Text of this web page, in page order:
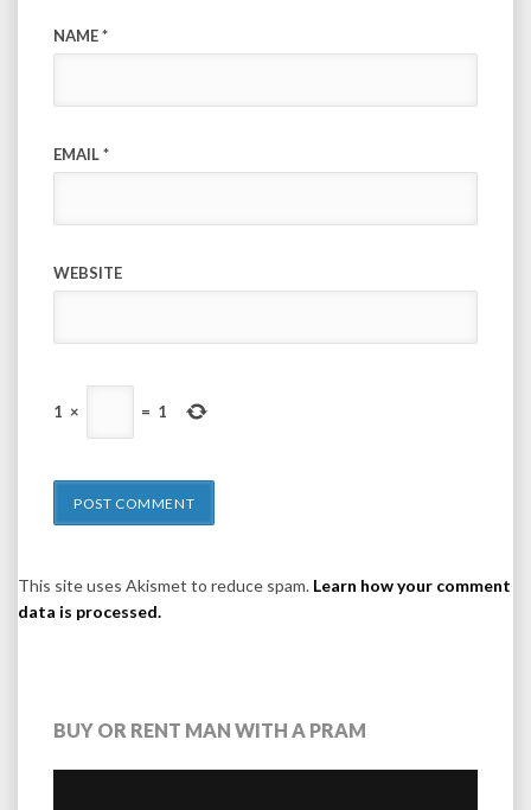
NAME*
EMAIL*
WEBSITE
1 × = 1
This site uses Akismet to reduce spam. Learn how your comment
data is processed.
BUY OR RENT MAN WITH A PRAM